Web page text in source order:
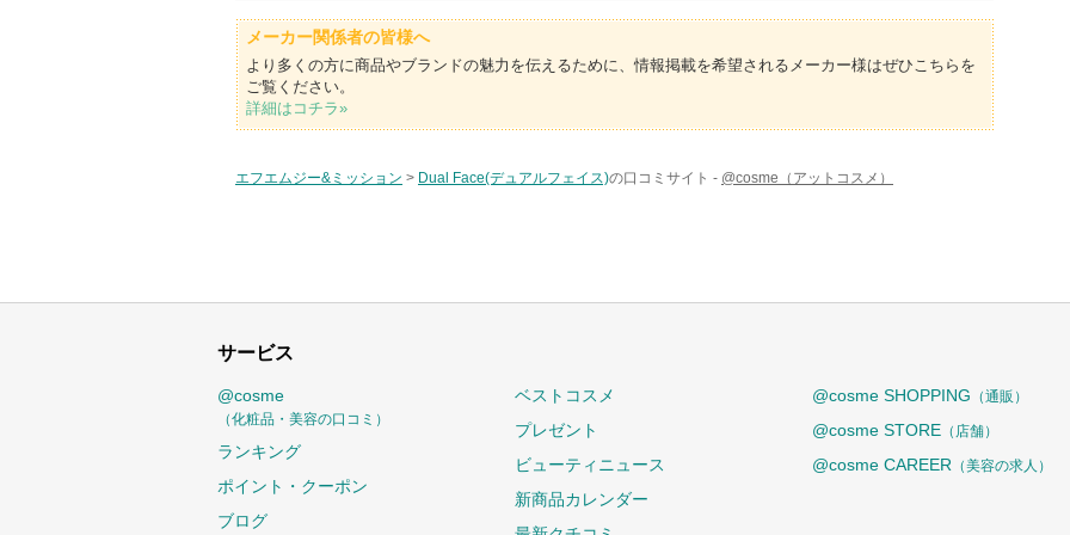
メーカー関係者の皆様へ
より多くの方に商品やブランドの魅力を伝えるために、情報掲載を希望されるメーカー様はぜひこちらを
ご覧ください。
詳細はコチラ»
エフエムジー&ミッション > Dual Face(デュアルフェイス)の口コミサイト - @cosme（アットコスメ）
サービス
@cosme
（化粧品・美容の口コミ）
ランキング
ポイント・クーポン
ブログ
ベストコスメ
プレゼント
ビューティニュース
新商品カレンダー
@cosme SHOPPING （通販）
@cosme STORE （店舗）
@cosme CAREER （美容の求人）